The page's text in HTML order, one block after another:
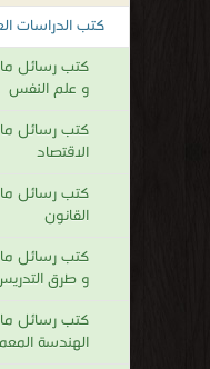
كتب الدراسات
كتب رسائل
و علم النفس
كتب رسائل
الاقتصاد
كتب رسائل
القانون
كتب رسائل
و طرق
كتب رسائل
الهندسة